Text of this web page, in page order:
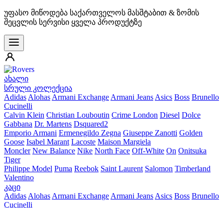
უფასო მიწოდება საქართველოს მასშტაბით & ზომის
შეცვლის სერვისი ყველა პროდუქტზე
ახალი
სრული კოლექცია
Adidas Alohas Armani Exchange Armani Jeans Asics Boss Brunello
Cucinelli
Calvin Klein Christian Louboutin Crime London Diesel Dolce
Gabbana Dr. Martens Dsquared2
Emporio Armani Ermenegildo Zegna Giuseppe Zanotti Golden
Goose Isabel Marant Lacoste Maison Margiela
Moncler New Balance Nike North Face Off-White On Onitsuka
Tiger
Philippe Model Puma Reebok Saint Laurent Salomon Timberland
Valentino
კაცი
Adidas Alohas Armani Exchange Armani Jeans Asics Boss Brunello
Cucinelli